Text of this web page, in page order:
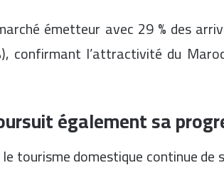
émetteur avec 29 % des
confirmant l’attractivité du
également sa
tourisme domestique continue de